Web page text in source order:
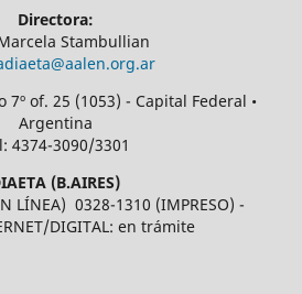
Directora:
Stambullian
7º of. 25 (1053) - Capital Federal •
Argentina
4374-3090/3301
(B.AIRES)
LÍNEA) 0328-1310 (IMPRESO) -
DIGITAL: en trámite